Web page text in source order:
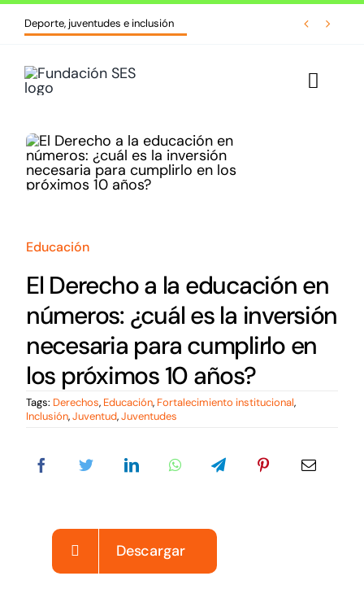
Skip
Deporte, juventudes e inclusión  
Toggle
Inicio
Quiénes somos
Cursos y formaciones
Biblioteca
Noticias
Sumate
Educación
El Derecho a la educación en
números: ¿cuál es la inversión
necesaria para cumplirlo en
los próximos 10 años?
Tags: Derechos, Educación, Fortalecimiento institucional,
Inclusión,Juventud,Juventudes
Descargar